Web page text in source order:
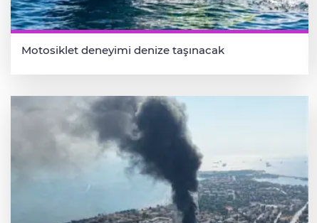
Motosiklet deneyimi denize taşınacak